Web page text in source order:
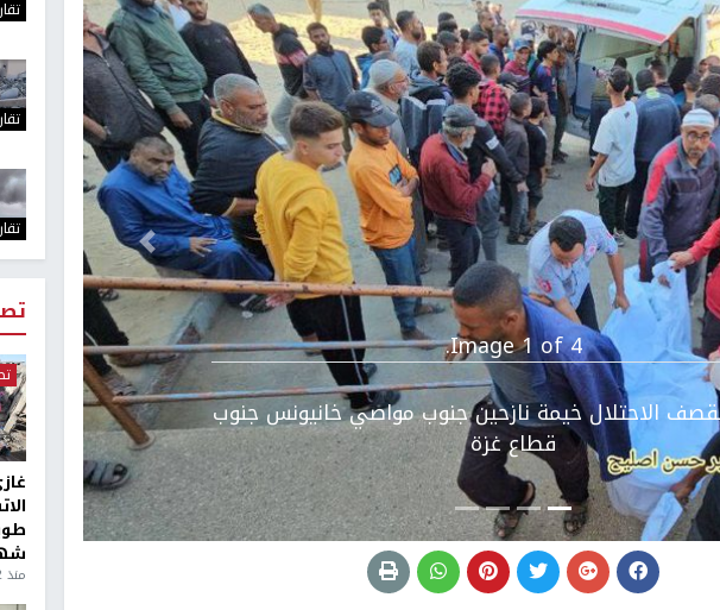
Image 1 of 4.
الاحتلال خيمة نازحين جنوب مواصي خانيونس جنوب
قطاع غزة
التالي
منذ 12 ثانية